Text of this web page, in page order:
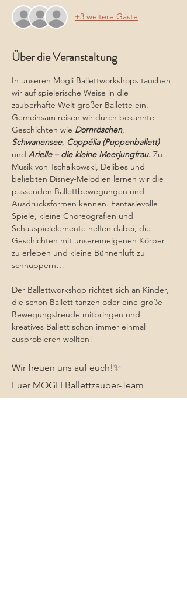
+3 weitere Gäste
Über die Veranstaltung
In unseren Mogli Ballettworkshops tauchen
wir auf spielerische Weise in die
zauberhafte Welt großer Ballette ein.
Gemeinsam reisen wir durch bekannte
Geschichten wie Dornröschen,
Schwanensee, Coppélia (Puppenballett)
und Arielle – die kleine Meerjungfrau. Zu
Musik von Tschaikowski, Delibes und
beliebten Disney-Melodien lernen wir die
passenden Ballettbewegungen und
Ausdrucksformen kennen. Fantasievolle
Spiele, kleine Choreografien und
Schauspielelemente helfen dabei, die
Geschichten mit unseremeigenen Körper
zu erleben und kleine Bühnenluft zu
schnuppern…
Der Ballettworkshop richtet sich an Kinder,
die schon Ballett tanzen oder eine große
Bewegungsfreude mitbringen und
kreatives Ballett schon immer einmal
ausprobieren wollten!
Wir freuen uns auf euch!✨
Euer MOGLI Ballettzauber-Team